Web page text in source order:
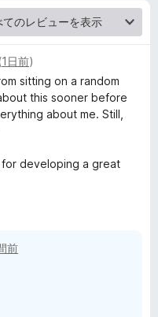
1日前)
sitting on a random
this sooner before
about me. Still,
for developing a great
前